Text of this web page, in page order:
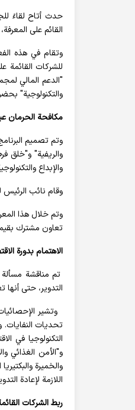
حدث أتاح لقاءً
القائم على
للشركات القائمة
"الدعم المالي
والتكنولوجية"
مكافحة الحرمان
وتم تصميم
والريفية" و"خلق
والإبداع
وقام نائب الرئيس
تعاون مشترك بقيمة ألف و80 مليار ريال بين مؤسسة بين
الاهتمام بدورة
تم مناقشة
التدوير، حتى أنها
وتشير
تحديات النفايات.
التكنولوجيا في
و"الأمن الغذائي
والخميرة
اللازمة لإعادة
ربط الشركات